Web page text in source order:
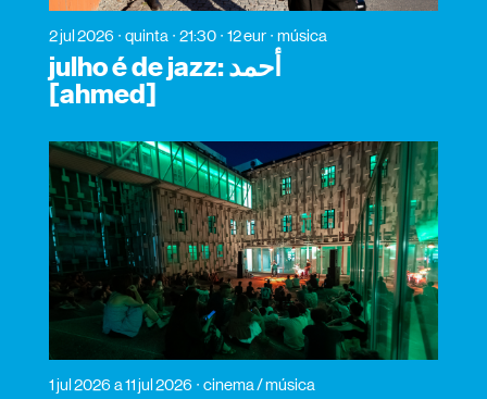
2 jul 2026 quinta 21:30 12 eur música
julho é de jazz: أحمد
[ahmed]
1 jul 2026 a 11 jul 2026 cinema / música